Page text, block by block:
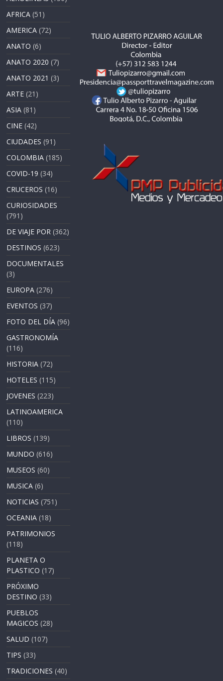
AFRICA (51)
AMERICA (72)
ANATO (6)
ANATO 2020 (7)
ANATO 2021 (3)
ARTE (21)
ASIA (81)
CINE (42)
CIUDADES (91)
COLOMBIA (185)
COVID-19 (34)
CRUCEROS (16)
CURIOSIDADES
(791)
DE VIAJE POR (362)
DESTINOS (623)
DOCUMENTALES
(3)
EUROPA (276)
EVENTOS (37)
FOTO DEL DÍA (96)
GASTRONOMÍA
(116)
HISTORIA (72)
HOTELES (115)
JOVENES (223)
LATINOAMERICA
(110)
LIBROS (139)
MUNDO (616)
MUSEOS (60)
MUSICA (6)
NOTICIAS (751)
OCEANIA (18)
PATRIMONIOS
(118)
PLANETA O
PLASTICO (17)
PRÓXIMO
DESTINO (33)
PUEBLOS
MAGICOS (28)
SALUD (107)
TIPS (33)
TRADICIONES (40)